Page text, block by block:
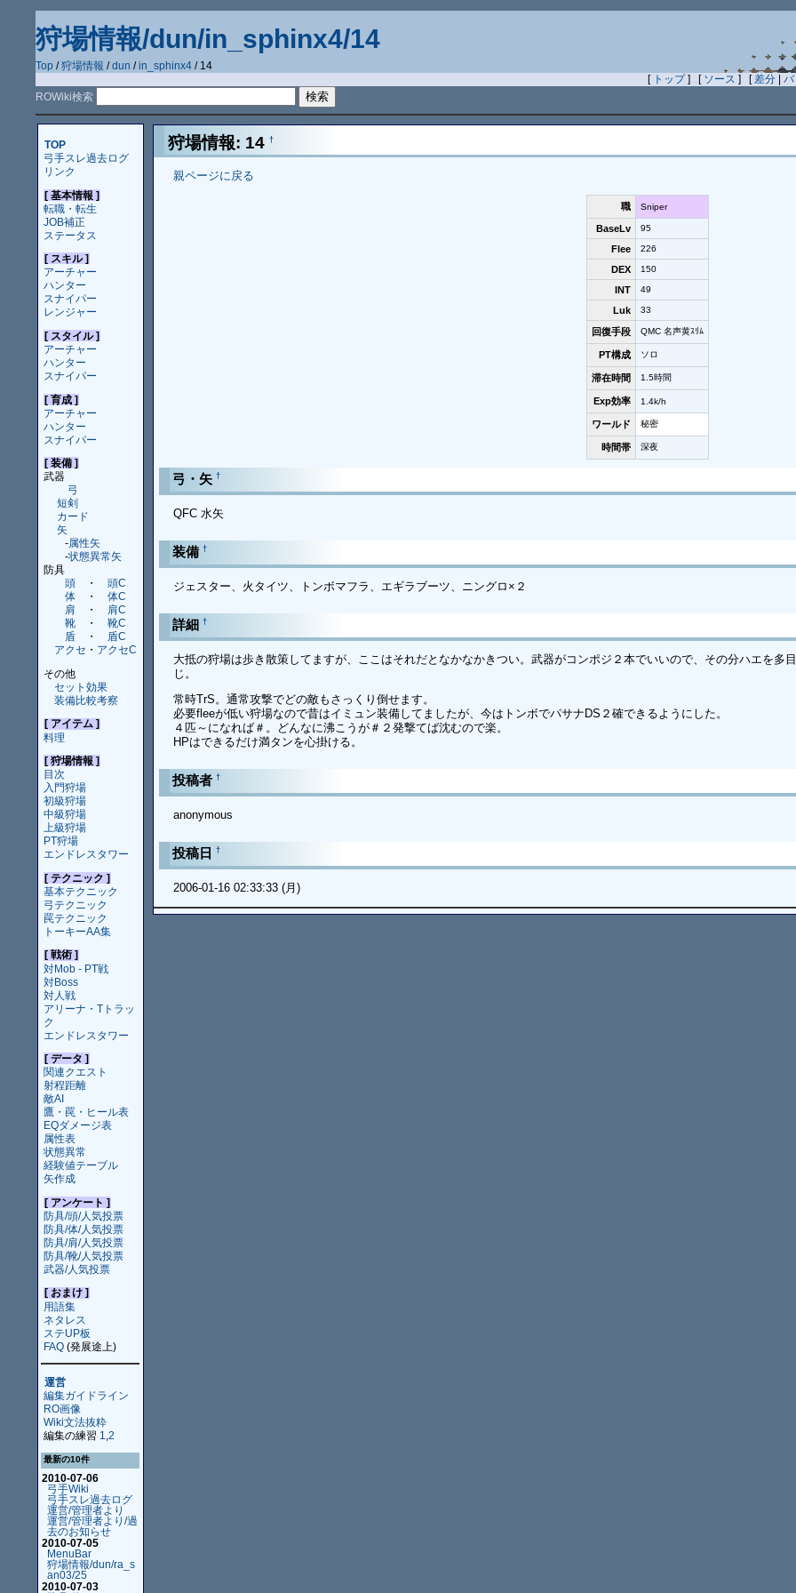
狩場情報/dun/in_sphinx4/14
Top /狩場情報 /dun /in_sphinx4 / 14
[ トップ] [ ソース ] [ 差分 |バ
ROWiki検索
TOP
弓手スレ過去ログ
リンク
[ 基本情報 ]
転職・転生
JOB補正
ステータス
[ スキル ]
アーチャー
ハンター
スナイパー
レンジャー
[ スタイル ]
アーチャー
ハンター
スナイパー
[ 育成 ]
アーチャー
ハンター
スナイパー
[ 装備 ]
武器
弓
短剣
カード
矢
-属性矢
-状態異常矢
防具
頭
・
頭C
体
・
体C
肩
・
肩C
靴
・
靴C
盾
・
盾C
アクセ ・ アクセC
その他
セット効果
装備比較考察
[ アイテム ]
料理
[ 狩場情報 ]
目次
入門狩場
初級狩場
中級狩場
上級狩場
PT狩場
エンドレスタワー
[ テクニック ]
基本テクニック
弓テクニック
罠テクニック
トーキーAA集
[ 戦術 ]
対Mob - PT戦
対Boss
対人戦
アリーナ・Tトラッ
ク
エンドレスタワー
[ データ ]
関連クエスト
射程距離
敵AI
鷹・罠・ヒール表
EQダメージ表
属性表
状態異常
経験値テーブル
矢作成
[ アンケート ]
防具/頭/人気投票
防具/体/人気投票
防具/肩/人気投票
防具/靴/人気投票
武器/人気投票
[ おまけ ]
用語集
ネタレス
ステUP板
FAQ(発展途上)
運営
編集ガイドライン
RO画像
Wiki文法抜粋
編集の練習 1 2
最新の10件
2010-07-06
弓手Wiki
弓手スレ過去ログ
運営/管理者より
運営/管理者より/過
去のお知らせ
2010-07-05
MenuBar
狩場情報/dun/ra_s
an03/25
2010-07-03
狩場情報: 14 †
親ページに戻る
職 Sniper
BaseLv 95
Flee 226
DEX 150
INT 49
Luk 33
回復手段 QMC 名声黄ｽﾘﾑ
PT構成 ソロ
滞在時間 1.5時間
Exp効率 1.4k/h
ワールド 秘密
時間帯 深夜
弓・矢 †
QFC 水矢
装備 †
ジェスター、火タイツ、トンボマフラ、エギラブーツ、ニングロ×２
詳細 †
大抵の狩場は歩き散策してますが、ここはそれだとなかなかきつい。武器がコンポジ２本でいいので、その分ハエを多
じ。
常時TrS。通常攻撃でどの敵もさっくり倒せます。
必要fleeが低い狩場なので昔はイミュン装備してましたが、今はトンボでパサナDS２確できるようにした。
４匹～になれば＃。どんなに沸こうが＃２発撃てば沈むので楽。
HPはできるだけ満タンを心掛ける。
投稿者 †
anonymous
投稿日 †
2006-01-16 02:33:33 (月)